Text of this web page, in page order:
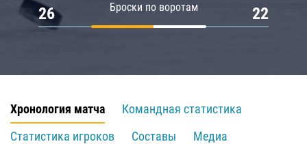
Броски по воротам
26 22
Хронология матча
Командная статистика
Статистика игроков
Составы
Медиа